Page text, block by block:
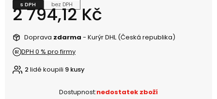
s DPH bez DPH
Cena
2 794,12 Kč
Doprava zdarma - Kurýr DHL (Česká republika)
DPH 0 % pro firmy
2 lidé koupili 9 kusy
Dostupnost:nedostatek zboží